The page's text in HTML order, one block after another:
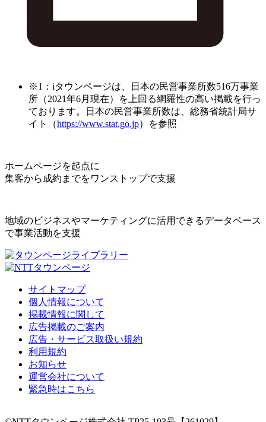
※1：iタウンページは、日本の民営事業所数516万事業
所（2021年6月現在）を上回る網羅性の高い掲載を行っ
ております。日本の民営事業所数は、総務省統計局サ
イト（https://www.stat.go.jp）を参照
ホームページを起点に
集客から成約までをワンストップで支援
地域のビジネスやマーケティングに活用できるデータベース
で事業活動を支援
サイトマップ
個人情報について
掲載情報に関して
広告掲載のご案内
広告・サービス取扱い規約
利用規約
お知らせ
運営会社について
緊急時はこちら